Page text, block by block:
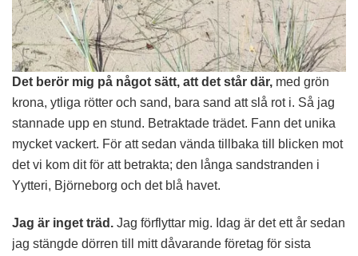
Det berör mig på något sätt, att det står där, med grön
krona, ytliga rötter och sand, bara sand att slå rot i. Så jag
stannade upp en stund. Betraktade trädet. Fann det unika
mycket vackert. För att sedan vända tillbaka till blicken mot
det vi kom dit för att betrakta; den långa sandstranden i
Yytteri, Björneborg och det blå havet.
Jag är inget träd. Jag förflyttar mig. Idag är det ett år sedan
jag stängde dörren till mitt dåvarande företag för sista